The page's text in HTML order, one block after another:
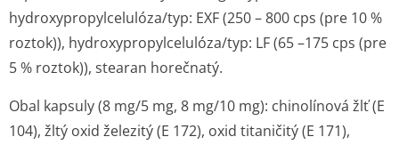
hydroxypropyl­celulóza/typ: EXF (250 – 800 cps (pre 10 %
roztok)), hydroxypropyl­celulóza/typ: LF (65 –175 cps (pre
5 % roztok)), stearan horečnatý.
Obal kapsuly (8 mg/5 mg, 8 mg/10 mg): chinolínová žlť (E
104), žltý oxid železitý (E 172), oxid titaničitý (E 171),